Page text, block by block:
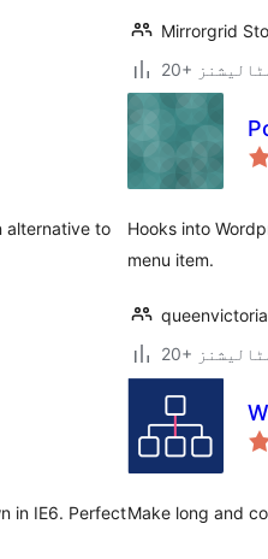
Mirrorgrid
alternative to
Hooks into
menu item.
queenvictoria
in IE6. PerfectMake long and